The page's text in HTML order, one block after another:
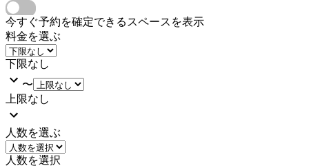
今すぐ予約を確定できるスペースを表示
料金を選ぶ
下限なし
〜
上限なし
人数を選ぶ
人数を選択